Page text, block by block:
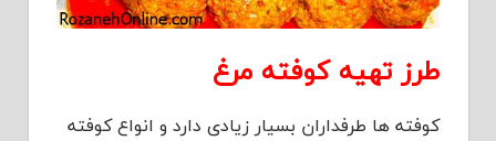
طرز تهیه کوفته مرغ
کوفته ها طرفداران بسیار زیادی دارد و انواع کوفته